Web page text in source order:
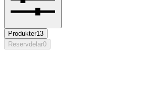
Produkter13
Reservdelar0